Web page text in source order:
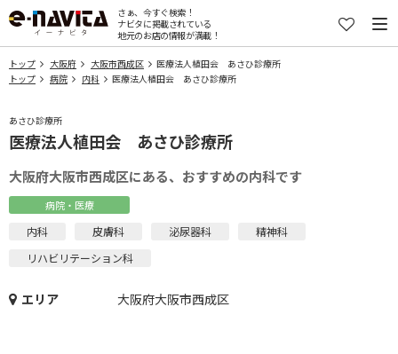
さぁ、今すぐ検索！
ナビタに掲載されている
地元のお店の情報が満載！
トップ 大阪府 大阪市西成区
医療法人植田会 あさひ診療所
トップ
病院 内科 医療法人植田会 あさひ診療所
あさひ診療所
医療法人植田会 あさひ診療所
大阪府大阪市西成区にある、おすすめの内科です
病院・医療
内科 皮膚科 泌尿器科
精神科
リハビリテーション科
エリア 大阪府大阪市西成区